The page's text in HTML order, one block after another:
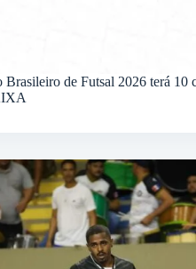
Brasileiro de Futsal 2026 terá